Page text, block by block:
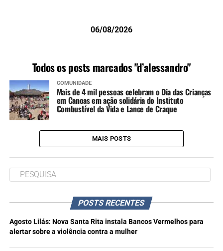
06/08/2026
Todos os posts marcados "d’alessandro"
COMUNIDADE
Mais de 4 mil pessoas celebram o Dia das Crianças
em Canoas em ação solidária do Instituto
Combustível da Vida e Lance de Craque
MAIS POSTS
POSTS RECENTES
Agosto Lilás: Nova Santa Rita instala Bancos Vermelhos para
alertar sobre a violência contra a mulher